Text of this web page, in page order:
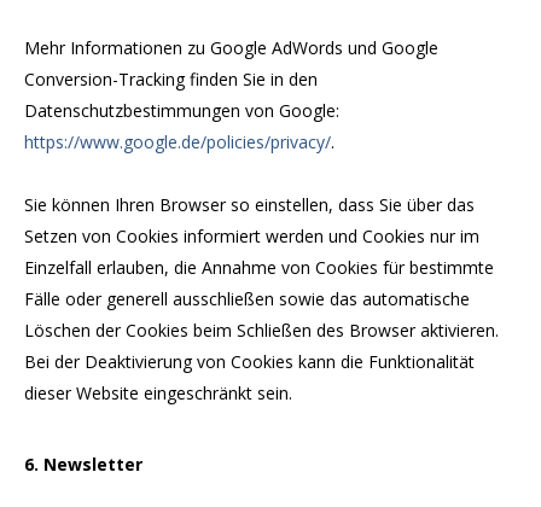
Mehr Informationen zu Google AdWords und Google
Conversion-Tracking finden Sie in den
Datenschutzbestimmungen von Google:
https://www.google.de/policies/privacy/.
Sie können Ihren Browser so einstellen, dass Sie über das
Setzen von Cookies informiert werden und Cookies nur im
Einzelfall erlauben, die Annahme von Cookies für bestimmte
Fälle oder generell ausschließen sowie das automatische
Löschen der Cookies beim Schließen des Browser aktivieren.
Bei der Deaktivierung von Cookies kann die Funktionalität
dieser Website eingeschränkt sein.
6. Newsletter